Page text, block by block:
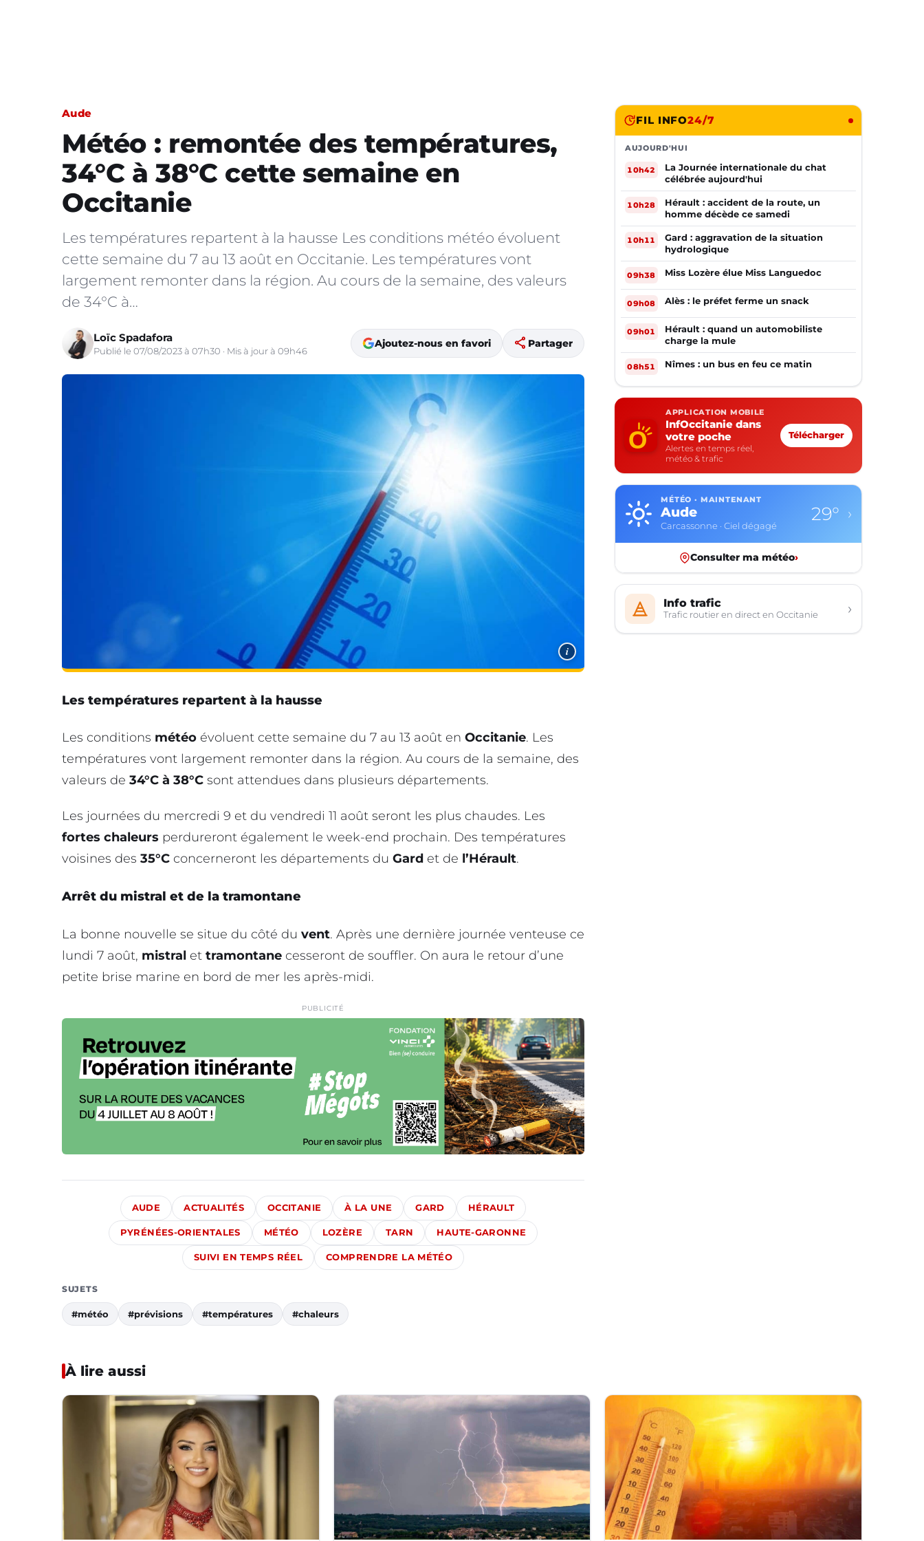
Aude
Météo : remontée des températures,
34°C à 38°C cette semaine en
Occitanie
Les températures repartent à la hausse Les conditions météo évoluent
cette semaine du 7 au 13 août en Occitanie. Les températures vont
largement remonter dans la région. Au cours de la semaine, des valeurs
de 34°C à…
Loïc Spadafora
Publié le 07/08/2023 à 07h30 · Mis à jour à 09h46
Ajoutez-nous en favori share Partager
i
Les températures repartent à la hausse
Les conditions météo évoluent cette semaine du 7 au 13 août en Occitanie. Les
températures vont largement remonter dans la région. Au cours de la semaine, des
valeurs de 34°C à 38°C sont attendues dans plusieurs départements.
Les journées du mercredi 9 et du vendredi 11 août seront les plus chaudes. Les
fortes chaleurs perdureront également le week-end prochain. Des températures
voisines des 35°C concerneront les départements du Gard et de l’Hérault.
Arrêt du mistral et de la tramontane
La bonne nouvelle se situe du côté du vent. Après une dernière journée venteuse ce
lundi 7 août, mistral et tramontane cesseront de souffler. On aura le retour d’une
petite brise marine en bord de mer les après-midi.
PUBLICITÉ
AUDE ACTUALITÉS OCCITANIE À LA UNE GARD HÉRAULT
PYRÉNÉES-ORIENTALES MÉTÉO LOZÈRE TARN HAUTE-GARONNE
SUIVI EN TEMPS RÉEL COMPRENDRE LA MÉTÉO
SUJETS
#météo #prévisions #températures #chaleurs
FIL INFO24/7
AUJOURD'HUI
10h42
La Journée internationale du chat
célébrée aujourd'hui
10h28
Hérault : accident de la route, un
homme décède ce samedi
10h11
Gard : aggravation de la situation
hydrologique
09h38 Miss Lozère élue Miss Languedoc
09h08 Alès : le préfet ferme un snack
09h01
Hérault : quand un automobiliste
charge la mule
08h51 Nîmes : un bus en feu ce matin
APPLICATION MOBILE
InfOccitanie dans
votre poche
Alertes en temps réel,
météo & trafic
Télécharger
MÉTÉO · MAINTENANT
Aude
Carcassonne · Ciel dégagé
29° ›
Consulter ma météo›
Info trafic
Trafic routier en direct en Occitanie ›
À lire aussi